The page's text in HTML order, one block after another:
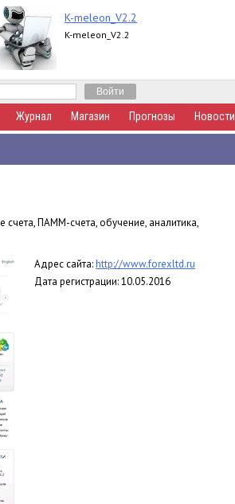
K-meleon_V2.2
K-meleon_V2.2
Журнал Магазин Прогнозы Новости
счета, ПАММ-счета, обучение, аналитика,
Адрес сайта:http://www.forexltd.ru
Дата регистрации: 10.05.2016